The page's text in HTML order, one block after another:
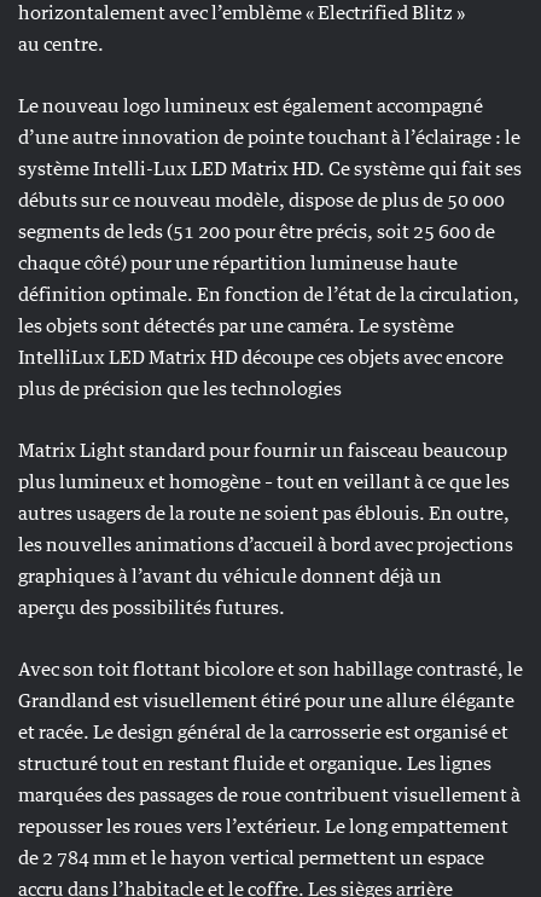
horizontalement avec l’emblème « Electrified Blitz »
au centre.
Le nouveau logo lumineux est également accompagné
d’une autre innovation de pointe touchant à l’éclairage : le
système Intelli-Lux LED Matrix HD. Ce système qui fait ses
débuts sur ce nouveau modèle, dispose de plus de 50 000
segments de leds (51 200 pour être précis, soit 25 600 de
chaque côté) pour une répartition lumineuse haute
définition optimale. En fonction de l’état de la circulation,
les objets sont détectés par une caméra. Le système
IntelliLux LED Matrix HD découpe ces objets avec encore
plus de précision que les technologies
Matrix Light standard pour fournir un faisceau beaucoup
plus lumineux et homogène – tout en veillant à ce que les
autres usagers de la route ne soient pas éblouis. En outre,
les nouvelles animations d’accueil à bord avec projections
graphiques à l’avant du véhicule donnent déjà un
aperçu des possibilités futures.
Avec son toit flottant bicolore et son habillage contrasté, le
Grandland est visuellement étiré pour une allure élégante
et racée. Le design général de la carrosserie est organisé et
structuré tout en restant fluide et organique. Les lignes
marquées des passages de roue contribuent visuellement à
repousser les roues vers l’extérieur. Le long empattement
de 2 784 mm et le hayon vertical permettent un espace
accru dans l’habitacle et le coffre. Les sièges arrière